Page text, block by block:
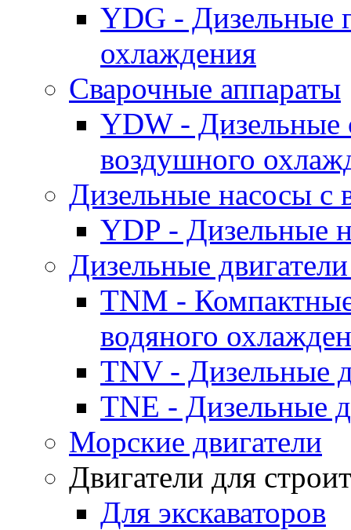
YDG - Дизельные
охлаждения
Cварочные аппараты
YDW - Дизельные
воздушного
Дизельные насосы
YDP - Дизельные
Дизельные
TNM -
водяного
TNV - Дизельные
TNE - Дизельные
Морские двигатели
Двигатели для
Для экскаваторов